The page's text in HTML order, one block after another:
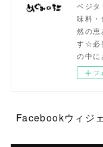
ベジ
味料
然の恵
す☆必
の中
フ
Facebookウィジ